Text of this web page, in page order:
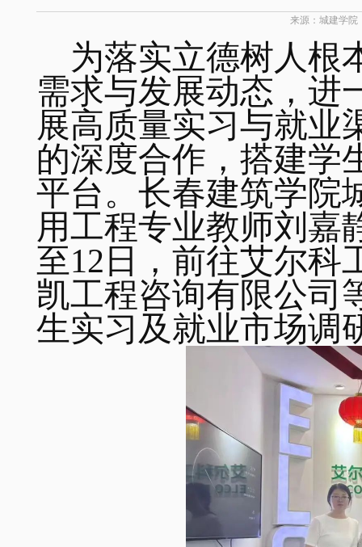
来源：城建学院
为落实立德树人根
需求与发展动态，进
展高质量实习与就业
的深度合作，搭建学
平台。长春建筑学院
用工程专业教师刘嘉
至12 日，前往艾尔科
凯工程咨询有限公司
生实习及就业市场调